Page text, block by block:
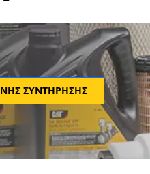
ΣΥΝΤΉΡΗΣΗΣ